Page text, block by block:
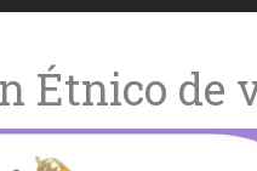
Étnico de